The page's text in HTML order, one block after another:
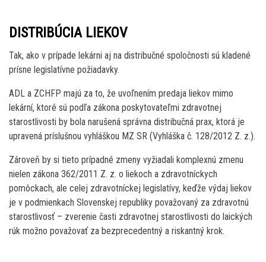
DISTRIBÚCIA LIEKOV
Tak, ako v prípade lekárni aj na distribučné spoločnosti sú kladené
prísne legislatívne požiadavky.
ADL a ZCHFP majú za to, že uvoľnením predaja liekov mimo
lekární, ktoré sú podľa zákona poskytovateľmi zdravotnej
starostlivosti by bola narušená správna distribučná prax, ktorá je
upravená príslušnou vyhláškou MZ SR (Vyhláška č. 128/2012 Z. z.).
Zároveň by si tieto prípadné zmeny vyžiadali komplexnú zmenu
nielen zákona 362/2011 Z. z. o liekoch a zdravotníckych
pomôckach, ale celej zdravotníckej legislatívy, keďže výdaj liekov
je v podmienkach Slovenskej republiky považovaný za zdravotnú
starostlivosť – zverenie časti zdravotnej starostlivosti do laických
rúk možno považovať za bezprecedentný a riskantný krok.